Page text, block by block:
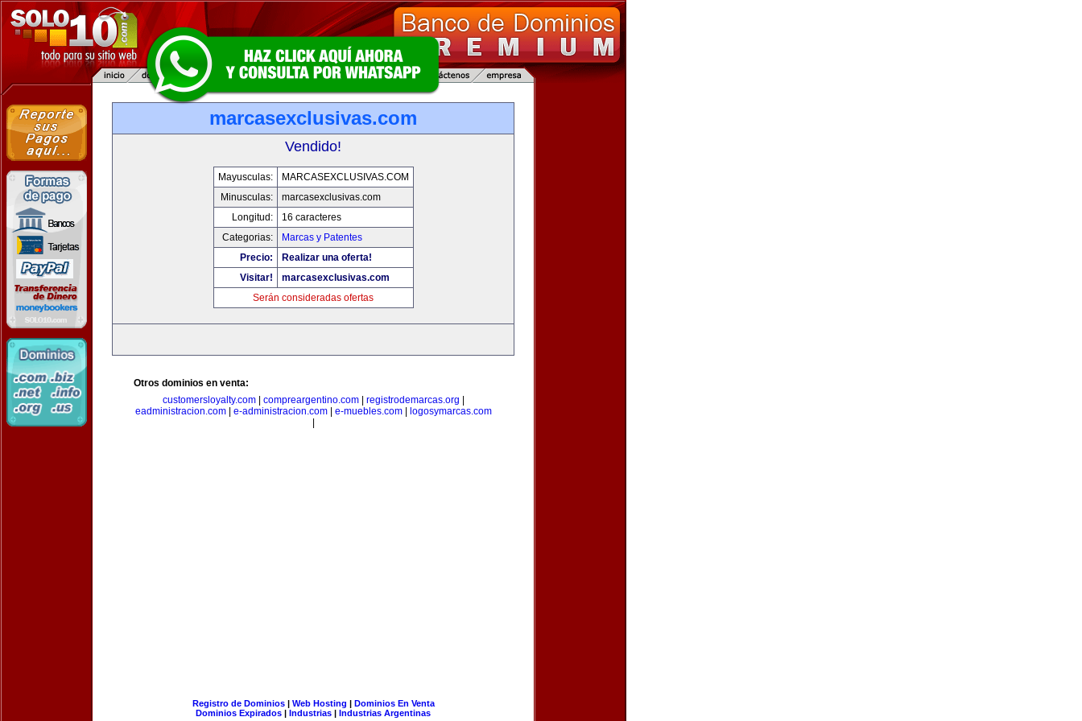
marcasexclusivas.com
Vendido!
Mayusculas:
MARCASEXCLUSIVAS.COM
Minusculas:
marcasexclusivas.com
Longitud:
16 caracteres
Categorias:
Marcas y Patentes
Precio:
Realizar una oferta!
Visitar!
marcasexclusivas.com
Serán consideradas ofertas
Otros dominios en venta:
customersloyalty.com| compreargentino.com| registrodemarcas.org
eadministracion.com| e-administracion.com| e-muebles.com|
logosymarcas.com
Registro de Dominios| Web Hosting | Dominios En Venta
Dominios Expirados | Industrias | Industrias Argentinas